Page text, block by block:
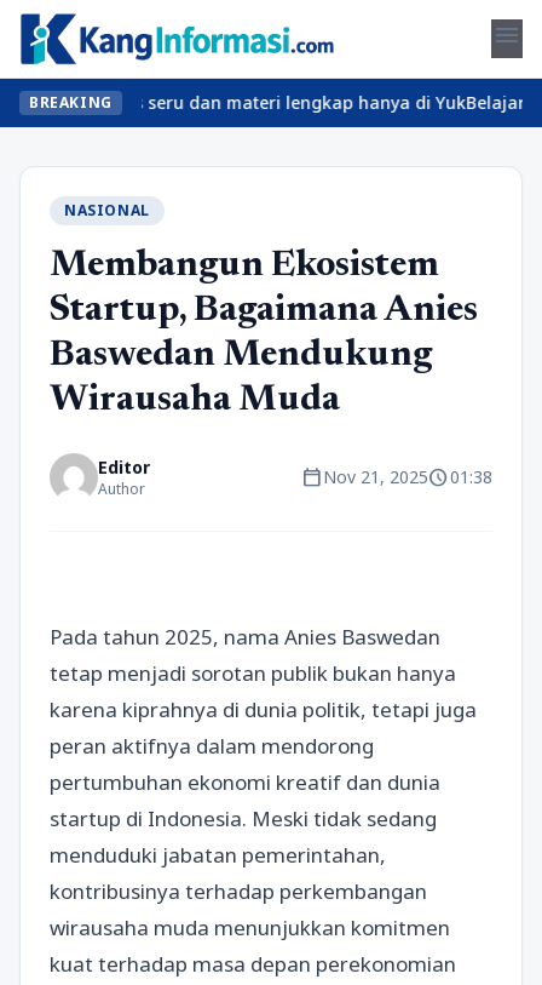
menu
BREAKING
kelas seru dan materi lengkap hanya di YukBelajar.com.
NASIONAL
Membangun Ekosistem
Startup, Bagaimana Anies
Baswedan Mendukung
Wirausaha Muda
Editor
Author calendar_todayNov 21, 2025schedule01:38
Pada tahun 2025, nama Anies Baswedan
tetap menjadi sorotan publik bukan hanya
karena kiprahnya di dunia politik, tetapi juga
peran aktifnya dalam mendorong
pertumbuhan ekonomi kreatif dan dunia
startup di Indonesia. Meski tidak sedang
menduduki jabatan pemerintahan,
kontribusinya terhadap perkembangan
wirausaha muda menunjukkan komitmen
kuat terhadap masa depan perekonomian